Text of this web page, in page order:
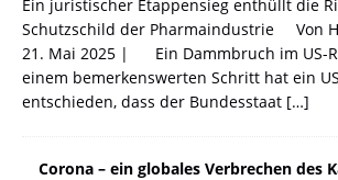
Ein juristischer Etappensieg enthüllt die
Schutzschild der Pharmaindustrie Von
21. Mai 2025 | Ein Dammbruch im US-
einem bemerkenswerten Schritt hat ein
entschieden, dass der Bundesstaat […]
Corona – ein globales Verbrechen des